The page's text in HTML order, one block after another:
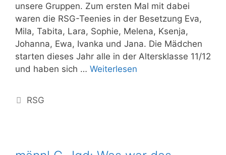
Verein
unsere Gruppen. Zum ersten Mal mit dabei
waren die RSG-Teenies in der Besetzung Eva,
Mila, Tabita, Lara, Sophie, Melena, Ksenja,
Johanna, Ewa, Ivanka und Jana. Die Mädchen
starten dieses Jahr alle in der Altersklasse 11/12
und haben sich … Weiterlesen
RSG